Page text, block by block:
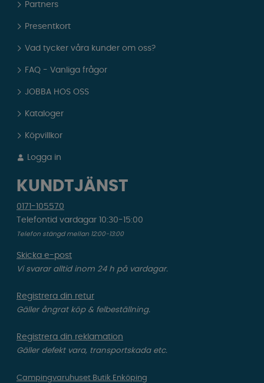
Partners
Presentkort
Vad tycker våra kunder om oss?
FAQ - Vanliga frågor
JOBBA HOS OSS
Kataloger
Köpvillkor
Logga in
KUNDTJÄNST
0171-105570
Telefontid vardagar 10:30-15:00
Telefon stängd mellan 12:00-13:00
Skicka e-post
Vi svarar alltid inom 24 h på vardagar.
Registrera din retur
Gäller ångrat köp & felbeställning.
Registrera din reklamation
Gäller defekt vara, transportskada etc.
Campingvaruhuset Butik Enköping